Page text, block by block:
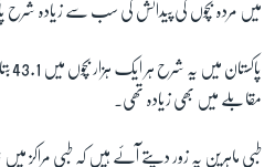
میں مردہ بچوں کی پیدائش کی سب سے زیادہ شرح
مقابلے میں بھی زیادہ تھی۔
طبی ماہرین یہ زور دیتے آئے ہیں کہ طبی مراکز